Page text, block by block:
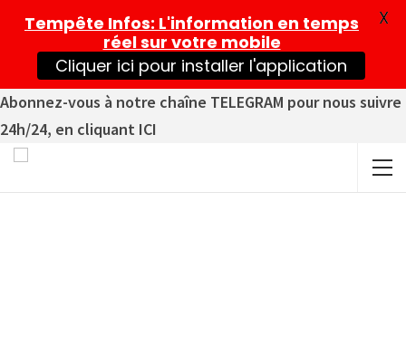
Abonnez-vous à notre chaîne TELEGRAM pour nous suivre
24h/24, en cliquant ICI
Tempête Infos: L'information en temps
réel sur votre mobile
Cliquer ici pour installer l'application
X